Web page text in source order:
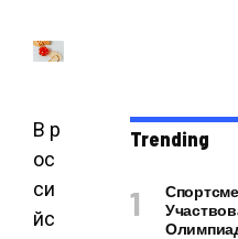
В р
ос
си
йс
Trending